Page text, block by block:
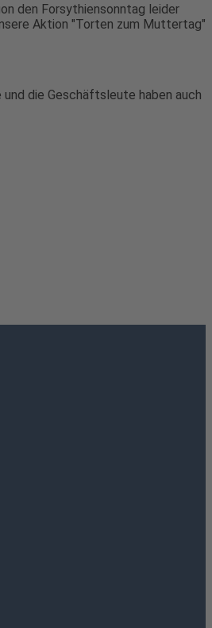
den Forsythiensonntag leider
Aktion "Torten zum Muttertag"
und die Geschäftsleute haben auch